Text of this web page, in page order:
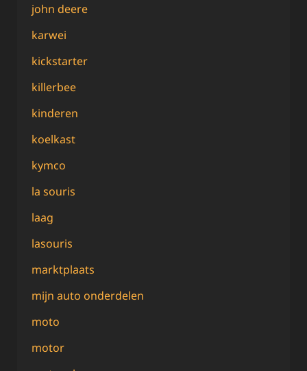
john deere
karwei
kickstarter
killerbee
kinderen
koelkast
kymco
la souris
laag
lasouris
marktplaats
mijn auto onderdelen
moto
motor